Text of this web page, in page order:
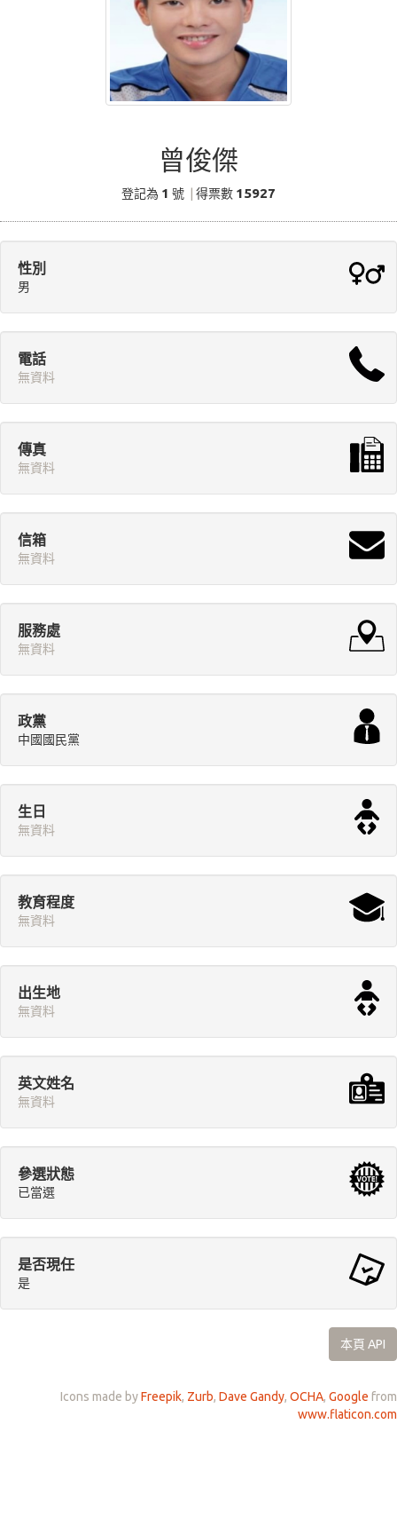
曾俊傑
登記為 1 號 得票數 15927
性別
男
電話
無資料
傳真
無資料
信箱
無資料
服務處
無資料
政黨
中國國民黨
生日
無資料
教育程度
無資料
出生地
無資料
英文姓名
無資料
參選狀態
已當選
是否現任
是
本頁 API
Icons made byFreepik, Zurb, Dave Gandy, OCHA, Google from
www.flaticon.com